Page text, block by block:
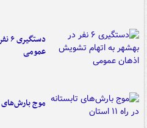
عمومی
موج بارش‌های